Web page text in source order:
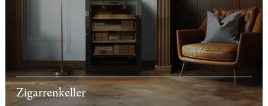
Zigarrenkeller